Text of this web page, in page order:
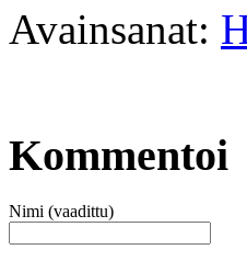
Avainsanat:
Kommentoi
Nimi (vaadittu)